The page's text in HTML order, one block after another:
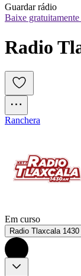
Guardar rádio
Baixe
Radio
Ranchera
Em curso
Radio Tlaxcala 1430